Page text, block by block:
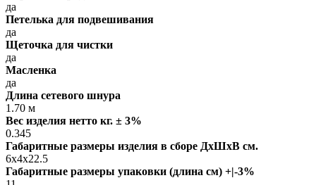
да
Петелька для подвешивания
да
Щеточка для чистки
да
Масленка
да
Длина сетевого шнура
1.70 м
Вес изделия нетто кг. ± 3%
0.345
Габаритные размеры изделия в сборе ДxШxВ см.
6x4x22.5
Габаритные размеры упаковки (длина см) +|-3%